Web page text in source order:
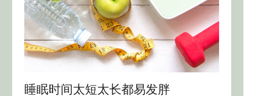
睡眠时间太短太长都易发胖